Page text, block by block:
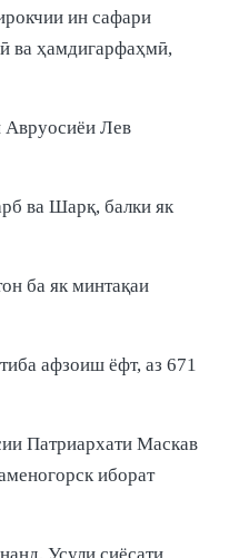
ин сафари
ва ҳамдигарфаҳмӣ,
Авруосиёи Лев
ва Шарқ, балки як
ба як минтақаи
афзоиш ёфт, аз 671
Патриархати Маскав
иборат